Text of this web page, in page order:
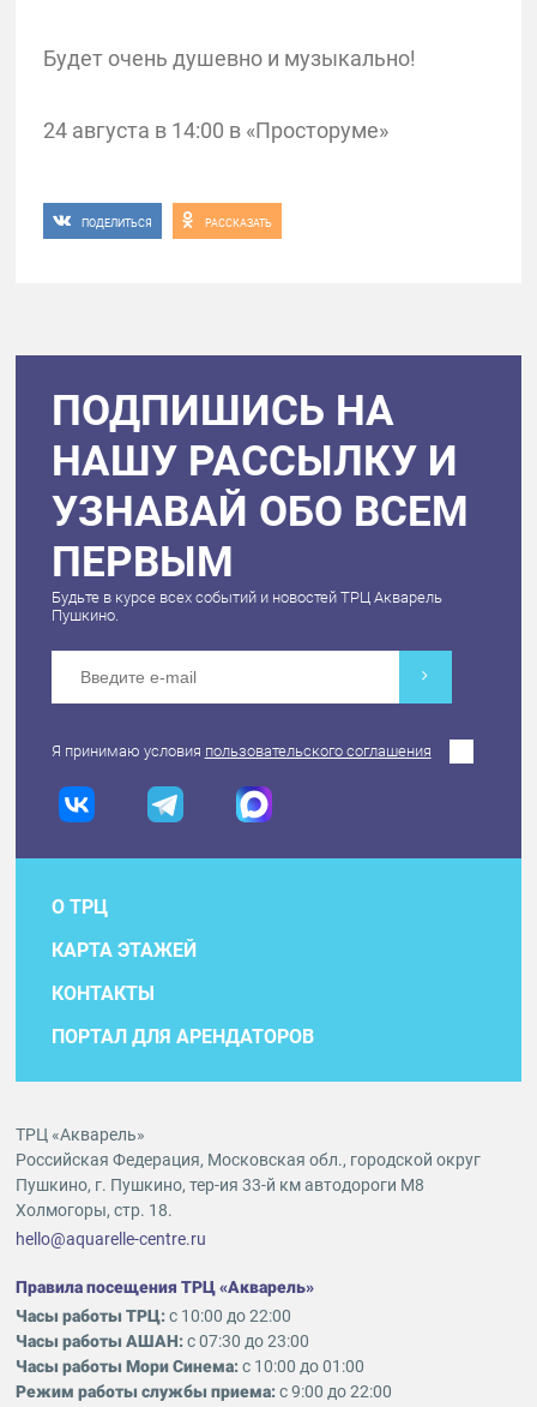
Будет очень душевно и музыкально!
24 августа в 14:00 в «Просторуме»
ПОДЕЛИТЬСЯ РАССКАЗАТЬ
ПОДПИШИСЬ НА
НАШУ РАССЫЛКУ И
УЗНАВАЙ ОБО ВСЕМ
ПЕРВЫМ
Будьте в курсе всех событий и новостей ТРЦ Акварель
Пушкино.
Я принимаю условия пользовательского соглашения
О ТРЦ
КАРТА ЭТАЖЕЙ
КОНТАКТЫ
ПОРТАЛ ДЛЯ АРЕНДАТОРОВ
ТРЦ «Акварель»
Российская Федерация, Московская обл., городской округ
Пушкино, г. Пушкино, тер-ия 33-й км автодороги М8
Холмогоры, стр. 18.
hello@aquarelle-centre.ru
Правила посещения ТРЦ «Акварель»
Часы работы ТРЦ:с 10:00 до 22:00
Часы работы АШАН:с 07:30 до 23:00
Часы работы Мори Синема:с 10:00 до 01:00
Режим работы службы приема:с 9:00 до 22:00